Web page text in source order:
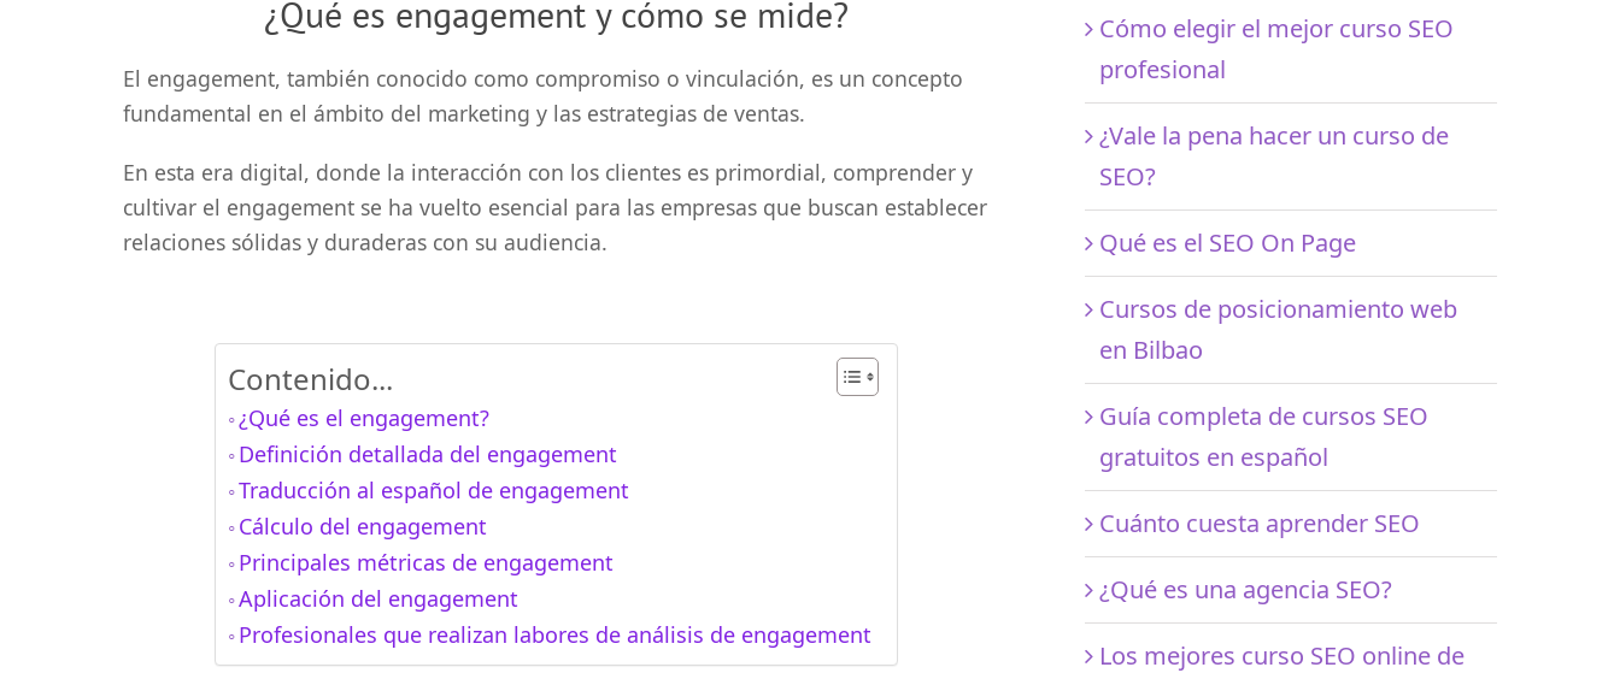
¿Qué es engagement y cómo se mide?
El engagement, también conocido como compromiso o vinculación, es un concepto
fundamental en el ámbito del marketing y las estrategias de ventas.
En esta era digital, donde la interacción con los clientes es primordial, comprender y
cultivar el engagement se ha vuelto esencial para las empresas que buscan establecer
relaciones sólidas y duraderas con su audiencia.
Contenido...
¿Qué es el engagement?
Definición detallada del engagement
Traducción al español de engagement
Cálculo del engagement
Principales métricas de engagement
Aplicación del engagement
Profesionales que realizan labores de análisis de engagement
Cómo elegir el mejor curso SEO
profesional
¿Vale la pena hacer un curso de
SEO?
Qué es el SEO On Page
Cursos de posicionamiento web
en Bilbao
Guía completa de cursos SEO
gratuitos en español
Cuánto cuesta aprender SEO
¿Qué es una agencia SEO?
Los mejores curso SEO online de